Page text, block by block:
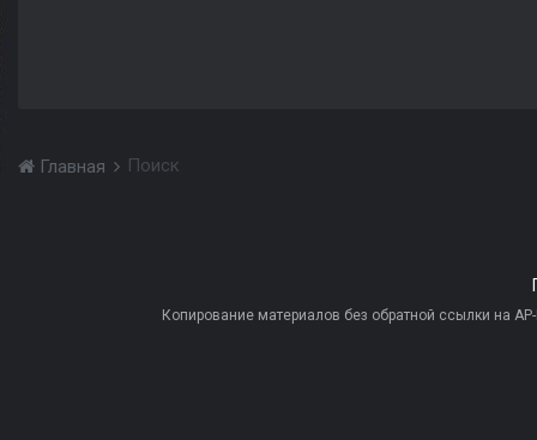
Главная Поиск
Копирование материалов без обратной ссылки на